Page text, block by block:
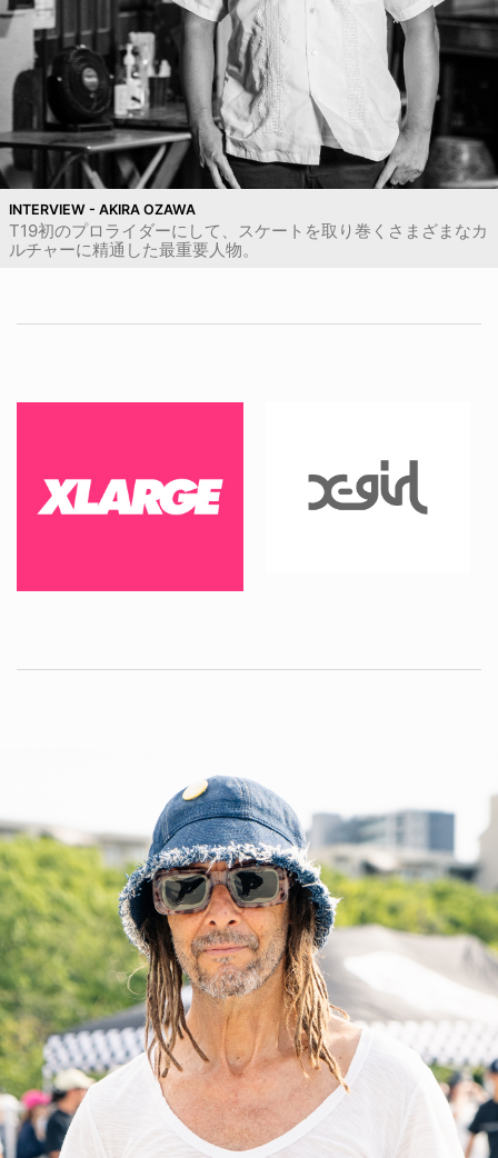
INTERVIEW - AKIRA OZAWA
T19初のプロライダーにして、スケートを取り巻くさまざまなカ
ルチャーに精通した最重要人物。